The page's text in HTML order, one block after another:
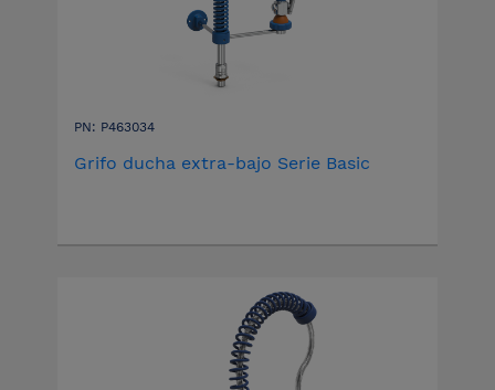
PN: P463034
Grifo ducha extra-bajo Serie Basic